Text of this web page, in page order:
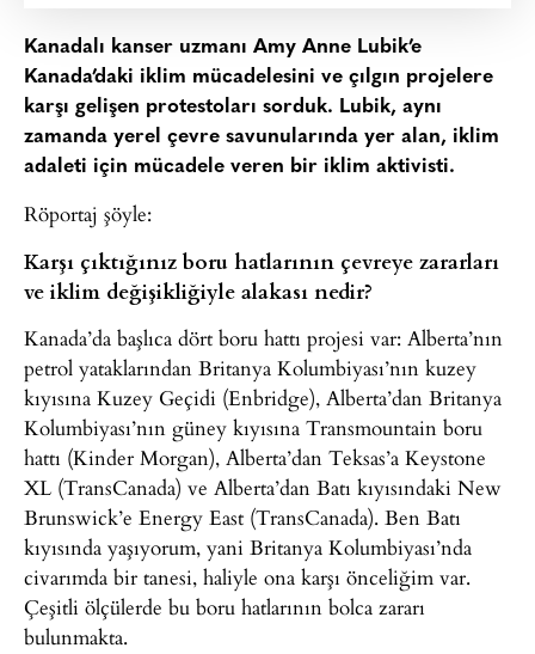
Kanadalı kanser uzmanı Amy Anne Lubik’e
Kanada’daki iklim mücadelesini ve çılgın projelere
karşı gelişen protestoları sorduk. Lubik, aynı
zamanda yerel çevre savunularında yer alan, iklim
adaleti için mücadele veren bir iklim aktivisti.
Röportaj şöyle:
Karşı çıktığınız boru hatlarının çevreye zararları
ve iklim değişikliğiyle alakası nedir?
Kanada’da başlıca dört boru hattı projesi var: Alberta’nın
petrol yataklarından Britanya Kolumbiyası’nın kuzey
kıyısına Kuzey Geçidi (Enbridge), Alberta’dan Britanya
Kolumbiyası’nın güney kıyısına Transmountain boru
hattı (Kinder Morgan), Alberta’dan Teksas’a Keystone
XL (TransCanada) ve Alberta’dan Batı kıyısındaki New
Brunswick’e Energy East (TransCanada). Ben Batı
kıyısında yaşıyorum, yani Britanya Kolumbiyası’nda
civarımda bir tanesi, haliyle ona karşı önceliğim var.
Çeşitli ölçülerde bu boru hatlarının bolca zararı
bulunmakta.